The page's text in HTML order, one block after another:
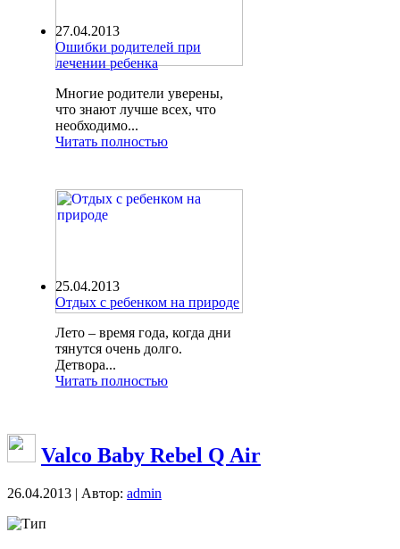
27.04.2013
Ошибки родителей при
лечении ребенка
Многие родители уверены,
что знают лучше всех, что
необходимо...
Читать полностью
25.04.2013
Отдых с ребенком на природе
Лето – время года, когда дни
тянутся очень долго.
Детвора...
Читать полностью
Valco Baby Rebel Q Air
26.04.2013 | Автор: admin
Тип